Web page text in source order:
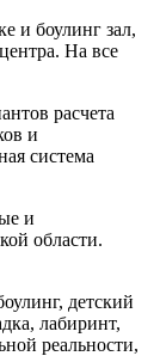
и боулинг зал,
На все
расчета
и
система
и
области.
детский
лабиринт,
реальности,